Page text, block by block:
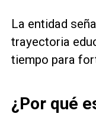
La entidad
trayectoria
tiempo para
¿Por qué